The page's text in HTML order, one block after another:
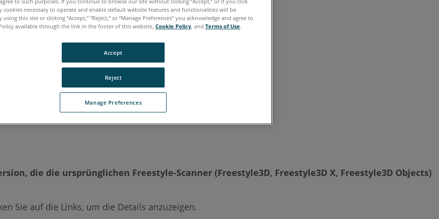
Koreanisch Portugiesisch Spanisch
die die ursprünglichen Freestyle-Scanner (Freestyle3D, Freestyle3D X, Freestyle3D Objects)
Sie auf die Links, um die Details anzuzeigen.
cookies necessary to operate and enable default website features and functionalities will be
using this site or clicking “Accept,” “Reject,” or “Manage Preferences” you acknowledge and agree to
available through the link in the footer of this website, Cookie Policy , and Terms of Use.
Manage Preferences
Reject
Accept